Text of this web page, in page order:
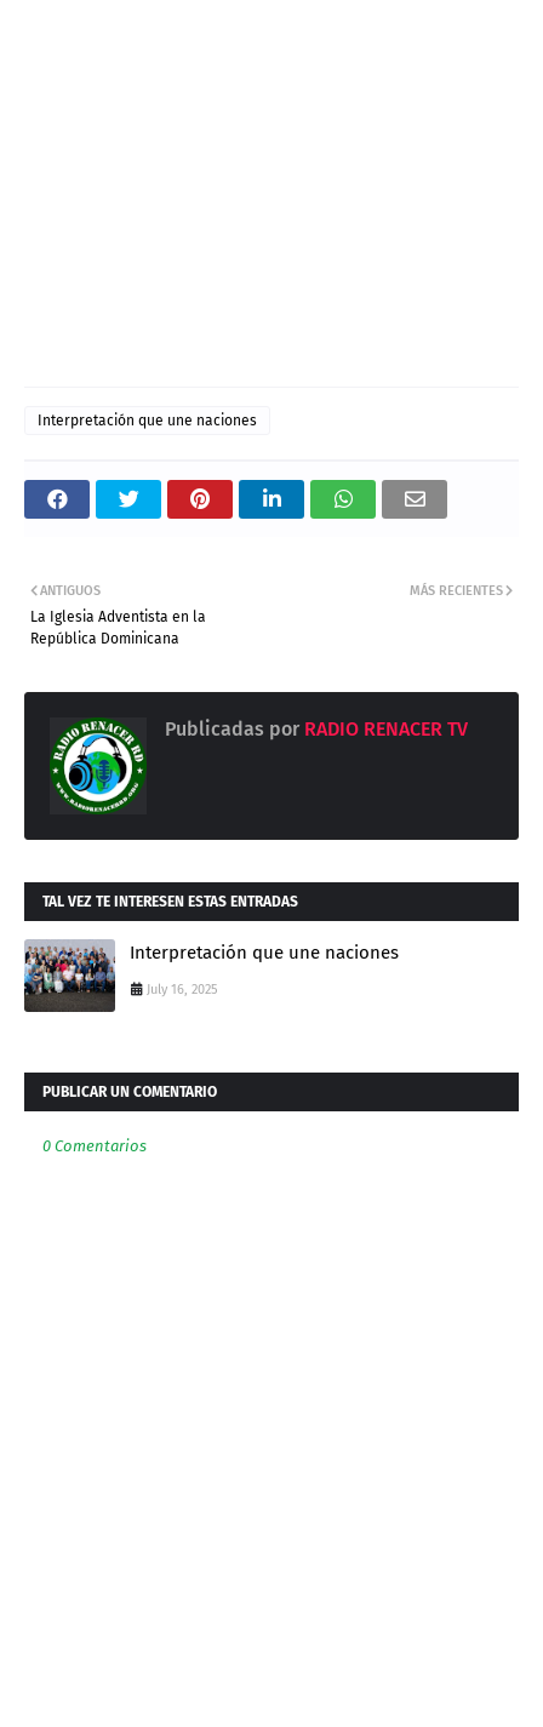
Interpretación que une naciones
MÁS RECIENTES
ANTIGUOS
La Iglesia Adventista en la
República Dominicana
Publicadas por RADIO RENACER TV
TAL VEZ TE INTERESEN ESTAS ENTRADAS
Interpretación que une naciones
July 16, 2025
PUBLICAR UN COMENTARIO
0 Comentarios